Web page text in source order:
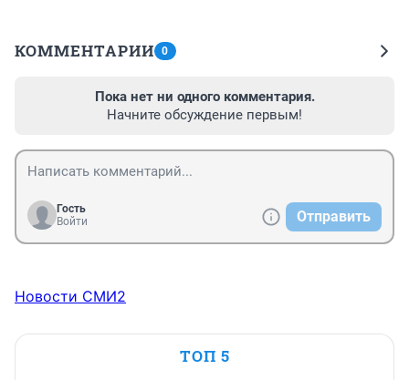
КОММЕНТАРИИ 0
Пока нет ни одного комментария.
Начните обсуждение первым!
Гость
Войти
Отправить
Новости СМИ2
ТОП 5